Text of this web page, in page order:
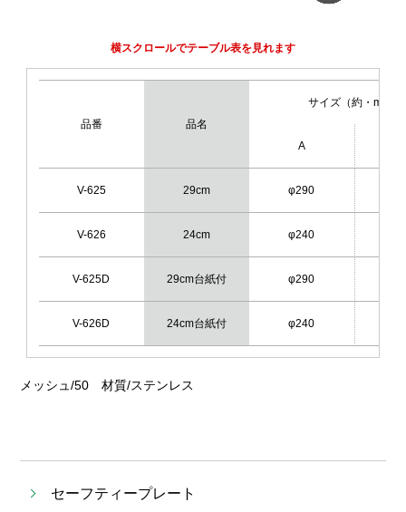
横スクロールでテーブル表を見れます
品番 品名
サイズ（約・mm）
A
V-625 29cm φ290
V-626 24cm φ240
V-625D 29cm台紙付 φ290
V-626D 24cm台紙付 φ240
メッシュ/50 材質/ステンレス
セーフティープレート